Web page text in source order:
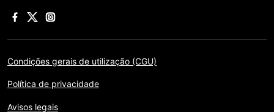
Condições gerais de utilização (CGU)
Política de privacidade
Avisos legais